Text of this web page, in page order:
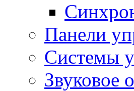
Панели
Системы
Звуковое